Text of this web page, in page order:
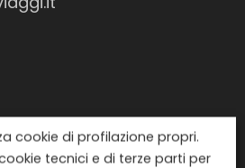
cookie di profilazione propri.
tecnici e di terze parti per